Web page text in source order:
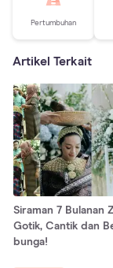
Pertumbuhan
Artikel Terkait
Siraman 7 Bulanan
Gotik, Cantik dan
bunga!